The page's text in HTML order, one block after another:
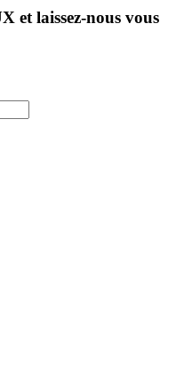
et laissez-nous vous